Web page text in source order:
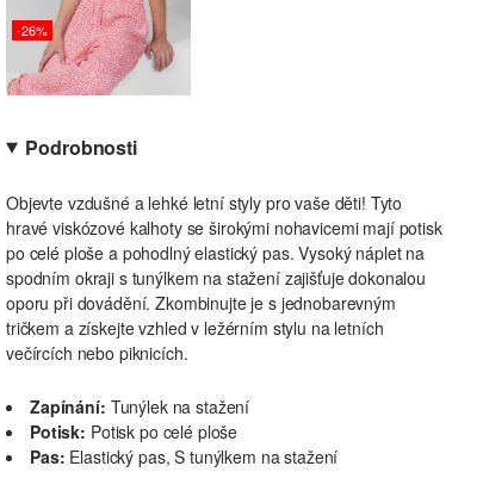
-26%
Podrobnosti
Objevte vzdušné a lehké letní styly pro vaše děti! Tyto
hravé viskózové kalhoty se širokými nohavicemi mají potisk
po celé ploše a pohodlný elastický pas. Vysoký náplet na
spodním okraji s tunýlkem na stažení zajišťuje dokonalou
oporu při dovádění. Zkombinujte je s jednobarevným
tričkem a získejte vzhled v ležérním stylu na letních
večírcích nebo piknicích.
Zapínání: Tunýlek na stažení
Potisk: Potisk po celé ploše
Pas: Elastický pas, S tunýlkem na stažení